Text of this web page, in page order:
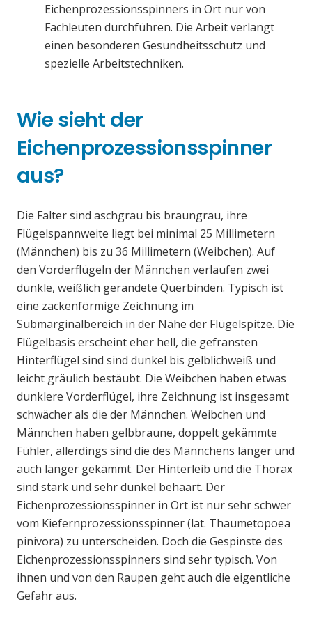
Eichenprozessionsspinners in Ort nur von
Fachleuten durchführen. Die Arbeit verlangt
einen besonderen Gesundheitsschutz und
spezielle Arbeitstechniken.
Wie sieht der
Eichenprozessionsspinner
aus?
Die Falter sind aschgrau bis braungrau, ihre
Flügelspannweite liegt bei minimal 25 Millimetern
(Männchen) bis zu 36 Millimetern (Weibchen). Auf
den Vorderflügeln der Männchen verlaufen zwei
dunkle, weißlich gerandete Querbinden. Typisch ist
eine zackenförmige Zeichnung im
Submarginalbereich in der Nähe der Flügelspitze. Die
Flügelbasis erscheint eher hell, die gefransten
Hinterflügel sind sind dunkel bis gelblichweiß und
leicht gräulich bestäubt. Die Weibchen haben etwas
dunklere Vorderflügel, ihre Zeichnung ist insgesamt
schwächer als die der Männchen. Weibchen und
Männchen haben gelbbraune, doppelt gekämmte
Fühler, allerdings sind die des Männchens länger und
auch länger gekämmt. Der Hinterleib und die Thorax
sind stark und sehr dunkel behaart. Der
Eichenprozessionsspinner in Ort ist nur sehr schwer
vom Kiefernprozessionsspinner (lat. Thaumetopoea
pinivora) zu unterscheiden. Doch die Gespinste des
Eichenprozessionsspinners sind sehr typisch. Von
ihnen und von den Raupen geht auch die eigentliche
Gefahr aus.